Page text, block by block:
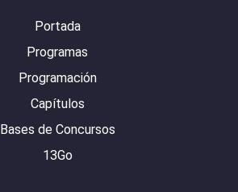
Portada
Programas
Programación
Capítulos
Bases de Concursos
13Go